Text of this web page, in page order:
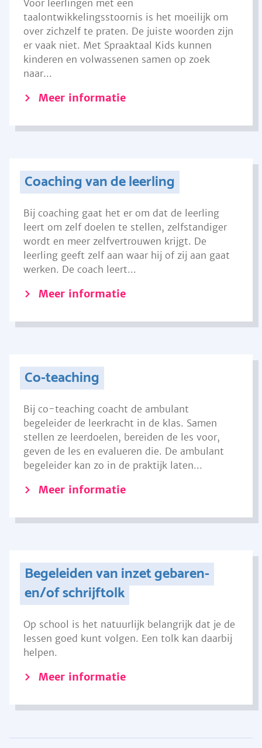
Voor leerlingen met een
taalontwikkelingsstoornis is het moeilijk om
over zichzelf te praten. De juiste woorden zijn
er vaak niet. Met Spraaktaal Kids kunnen
kinderen en volwassenen samen op zoek
naar...
Meer informatie
Coaching van de leerling
Bij coaching gaat het er om dat de leerling
leert om zelf doelen te stellen, zelfstandiger
wordt en meer zelfvertrouwen krijgt. De
leerling geeft zelf aan waar hij of zij aan gaat
werken. De coach leert...
Meer informatie
Co-teaching
Bij co-teaching coacht de ambulant
begeleider de leerkracht in de klas. Samen
stellen ze leerdoelen, bereiden de les voor,
geven de les en evalueren die. De ambulant
begeleider kan zo in de praktijk laten...
Meer informatie
Begeleiden van inzet gebaren-
en/of schrijftolk
Op school is het natuurlijk belangrijk dat je de
lessen goed kunt volgen. Een tolk kan daarbij
helpen.
Meer informatie